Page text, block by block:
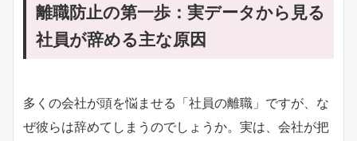
離職防止の第一歩：実データから見る
社員が辞める主な原因
多くの会社が頭を悩ませる「社員の離職」ですが、な
ぜ彼らは辞めてしまうのでしょうか。実は、会社が把